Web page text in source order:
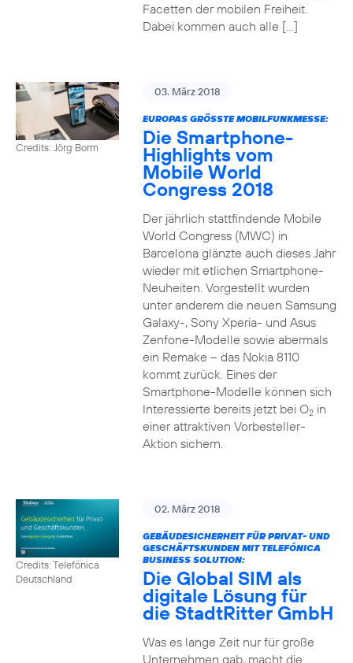
Facetten der mobilen Freiheit.
Dabei kommen auch alle […]
Credits: Jörg Borm
03. März 2018
EUROPAS GRÖSSTE MOBILFUNKMESSE:
Die Smartphone-
Highlights vom
Mobile World
Congress 2018
Der jährlich stattfindende Mobile
World Congress (MWC) in
Barcelona glänzte auch dieses Jahr
wieder mit etlichen Smartphone-
Neuheiten. Vorgestellt wurden
unter anderem die neuen Samsung
Galaxy-, Sony Xperia- und Asus
Zenfone-Modelle sowie abermals
ein Remake – das Nokia 8110
kommt zurück. Eines der
Smartphone-Modelle können sich
Interessierte bereits jetzt bei O2in
einer attraktiven Vorbesteller-
Aktion sichern.
Credits: Telefónica
Deutschland
02. März 2018
GEBÄUDESICHERHEIT FÜR PRIVAT- UND
GESCHÄFTSKUNDEN MIT TELEFÓNICA
BUSINESS SOLUTION:
Die Global SIM als
digitale Lösung für
die StadtRitter GmbH
Was es lange Zeit nur für große
Unternehmen gab, macht die